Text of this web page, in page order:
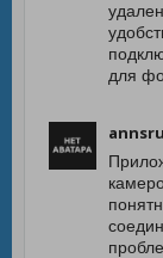
для